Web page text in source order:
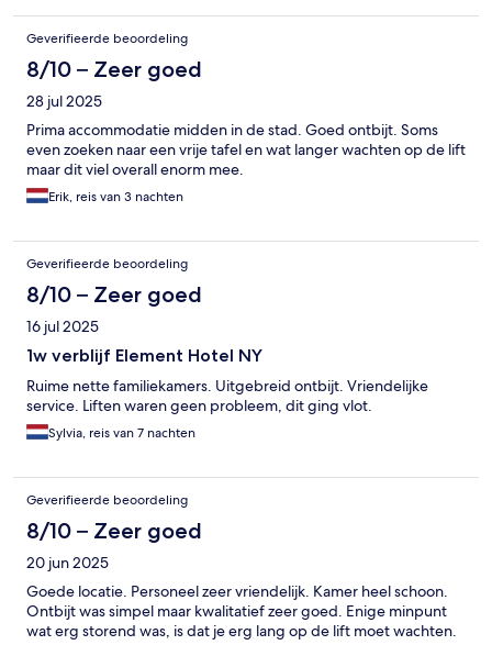
Geverifieerde beoordeling
8/10 – Zeer goed
28 jul 2025
Prima accommodatie midden in de stad. Goed ontbijt. Soms
even zoeken naar een vrije tafel en wat langer wachten op de lift
maar dit viel overall enorm mee.
Erik, reis van 3 nachten
Geverifieerde beoordeling
8/10 – Zeer goed
16 jul 2025
1w verblijf Element Hotel NY
Ruime nette familiekamers. Uitgebreid ontbijt. Vriendelijke
service. Liften waren geen probleem, dit ging vlot.
Sylvia, reis van 7 nachten
Geverifieerde beoordeling
8/10 – Zeer goed
20 jun 2025
Goede locatie. Personeel zeer vriendelijk. Kamer heel schoon.
Ontbijt was simpel maar kwalitatief zeer goed. Enige minpunt
wat erg storend was, is dat je erg lang op de lift moet wachten.